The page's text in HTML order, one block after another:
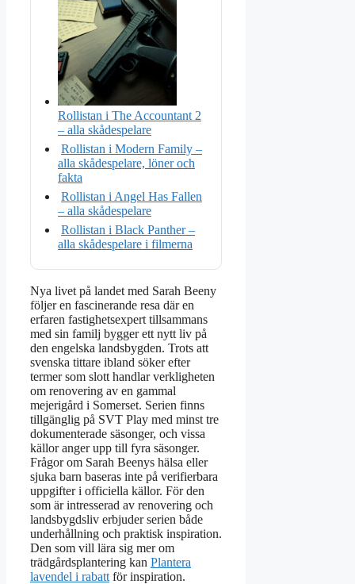
Rollistan i The Accountant 2
– alla skådespelare
Rollistan i Modern Family –
alla skådespelare, löner och
fakta
Rollistan i Angel Has Fallen
– alla skådespelare
Rollistan i Black Panther –
alla skådespelare i filmerna
Nya livet på landet med Sarah Beeny
följer en fascinerande resa där en
erfaren fastighetsexpert tillsammans
med sin familj bygger ett nytt liv på
den engelska landsbygden. Trots att
svenska tittare ibland söker efter
termer som slott handlar verkligheten
om renovering av en gammal
mejerigård i Somerset. Serien finns
tillgänglig på SVT Play med minst tre
dokumenterade säsonger, och vissa
källor anger upp till fyra säsonger.
Frågor om Sarah Beenys hälsa eller
sjuka barn baseras inte på verifierbara
uppgifter i officiella källor. För den
som är intresserad av renovering och
landsbygdsliv erbjuder serien både
underhållning och praktisk inspiration.
Den som vill lära sig mer om
trädgårdsplantering kan Plantera
lavendel i rabatt för inspiration.